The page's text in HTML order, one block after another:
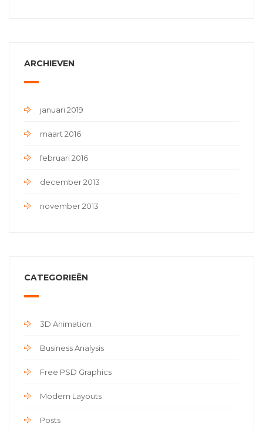
ARCHIEVEN
januari 2019
maart 2016
februari 2016
december 2013
november 2013
CATEGORIEËN
3D Animation
Business Analysis
Free PSD Graphics
Modern Layouts
Posts